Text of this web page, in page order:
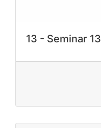
13 - Seminar 13